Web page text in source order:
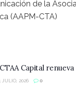
de la
(AAPM-CTA)
Capital
JULIO, 2026 0